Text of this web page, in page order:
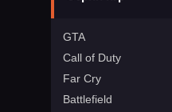
GTA
Call of Duty
Far Cry
Battlefield